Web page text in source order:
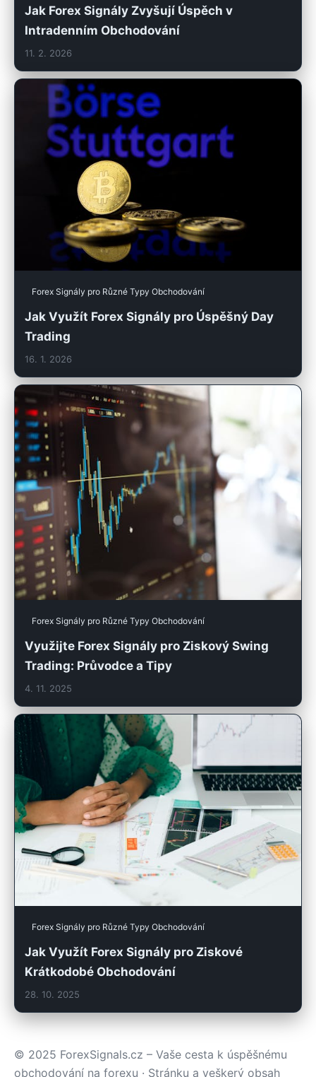
Jak Forex Signály Zvyšují Úspěch v
Intradenním Obchodování
11. 2. 2026
Forex Signály pro Různé Typy Obchodování
Jak Využít Forex Signály pro Úspěšný Day
Trading
16. 1. 2026
Forex Signály pro Různé Typy Obchodování
Využijte Forex Signály pro Ziskový Swing
Trading: Průvodce a Tipy
4. 11. 2025
Forex Signály pro Různé Typy Obchodování
Jak Využít Forex Signály pro Ziskové
Krátkodobé Obchodování
28. 10. 2025
© 2025 ForexSignals.cz – Vaše cesta k úspěšnému
obchodování na forexu · Stránku a veškerý obsah